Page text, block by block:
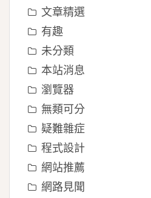
文章精選
有趣
未分類
本站消息
瀏覽器
無類可分
疑難雜症
程式設計
網站推薦
網路見聞